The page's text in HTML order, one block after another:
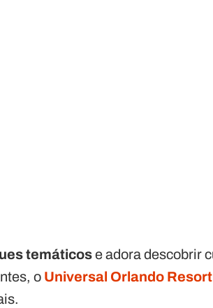
temáticose adora descobrir
o Universal Orlando Resort